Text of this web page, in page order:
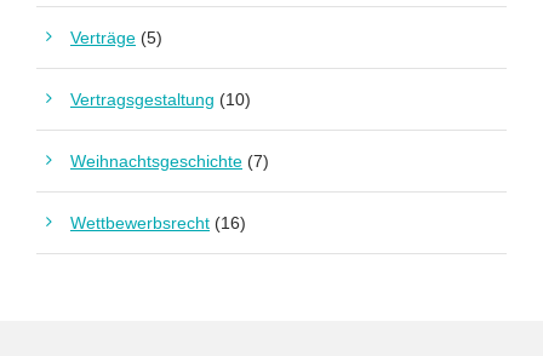
Verträge (5)
Vertragsgestaltung (10)
Weihnachtsgeschichte (7)
Wettbewerbsrecht (16)